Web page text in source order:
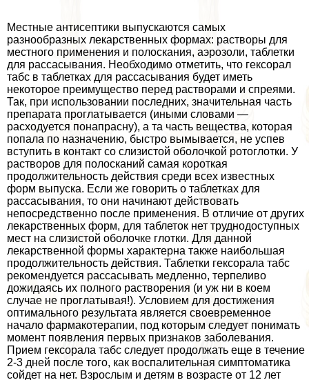
Местные антисептики выпускаются самых
разнообразных лекарственных формах: растворы для
местного применения и полоскания, аэрозоли, таблетки
для рассасывания. Необходимо отметить, что гексорал
табс в таблетках для рассасывания будет иметь
некоторое преимущество перед растворами и спреями.
Так, при использовании последних, значительная часть
препарата проглатывается (иными словами —
расходуется понапрасну), а та часть вещества, которая
попала по назначению, быстро вымывается, не успев
вступить в контакт со слизистой оболочкой ротоглотки. У
растворов для полосканий самая короткая
продолжительность действия среди всех известных
форм выпуска. Если же говорить о таблетках для
рассасывания, то они начинают действовать
непосредственно после применения. В отличие от других
лекарственных форм, для таблеток нет труднодоступных
мест на слизистой оболочке глотки. Для данной
лекарственной формы хаpaктерна также наибольшая
продолжительность действия. Таблетки гексорала табс
рекомендуется рассасывать медленно, терпеливо
дожидаясь их полного растворения (и уж ни в коем
случае не проглатывая!). Условием для достижения
оптимального результата является своевременное
начало фармакотерапии, под которым следует понимать
момент появления первых признаков заболевания.
Прием гексорала табс следует продолжать еще в течение
2-3 дней после того, как воспалительная симптоматика
сойдет на нет. Взрослым и детям в возрасте от 12 лет